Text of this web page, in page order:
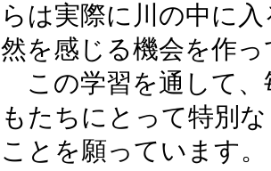
らは実際に川の中に
然を感じる機会を作
この学習を通して、
もたちにとって特別
ことを願っています。